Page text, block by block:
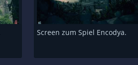
Screen zum Spiel Encodya.